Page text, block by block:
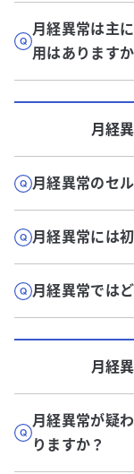
月経異常は主
用はありますか
月経
月経異常のセ
月経異常には
月経異常では
月経
月経異常が疑
りますか？